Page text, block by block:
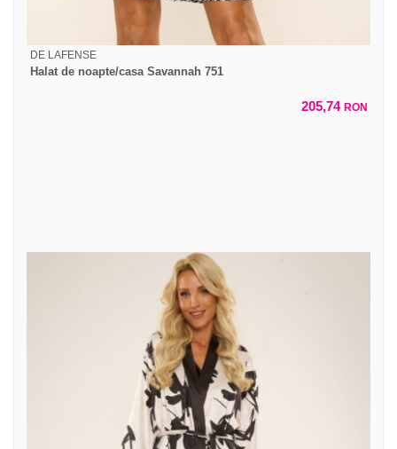
DE LAFENSE
Halat de noapte/casa Savannah 751
205,74 RON